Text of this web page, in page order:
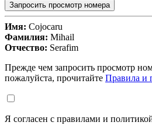
Запросить просмотр номера
Имя: Cojocaru
Фамилия: Mihail
Отчество: Serafim
Прежде чем запросить просмотр
пожалуйста, прочитайте Правила и
Я согласен с правилами и